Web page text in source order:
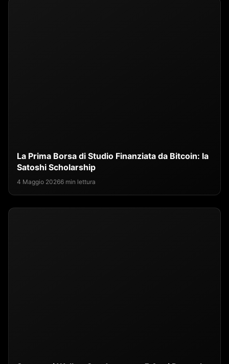
La Prima Borsa di Studio Finanziata da Bitcoin: la
Satoshi Scholarship
4 Maggio 20266 min lettura